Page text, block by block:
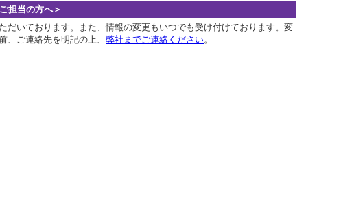
担当の方へ＞
だいております。また、情報の変更もいつでも受け付けております。変
ご連絡先を明記の上、 弊社までご連絡ください。